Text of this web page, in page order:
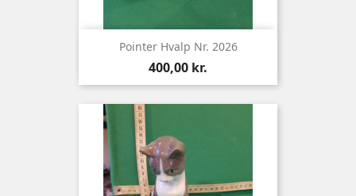
Pointer Hvalp Nr. 2026
Pris
400,00 kr.